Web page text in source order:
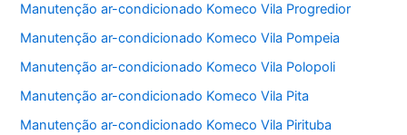
Manutenção ar-condicionado Komeco Vila Progredior
Manutenção ar-condicionado Komeco Vila Pompeia
Manutenção ar-condicionado Komeco Vila Polopoli
Manutenção ar-condicionado Komeco Vila Pita
Manutenção ar-condicionado Komeco Vila Pirituba